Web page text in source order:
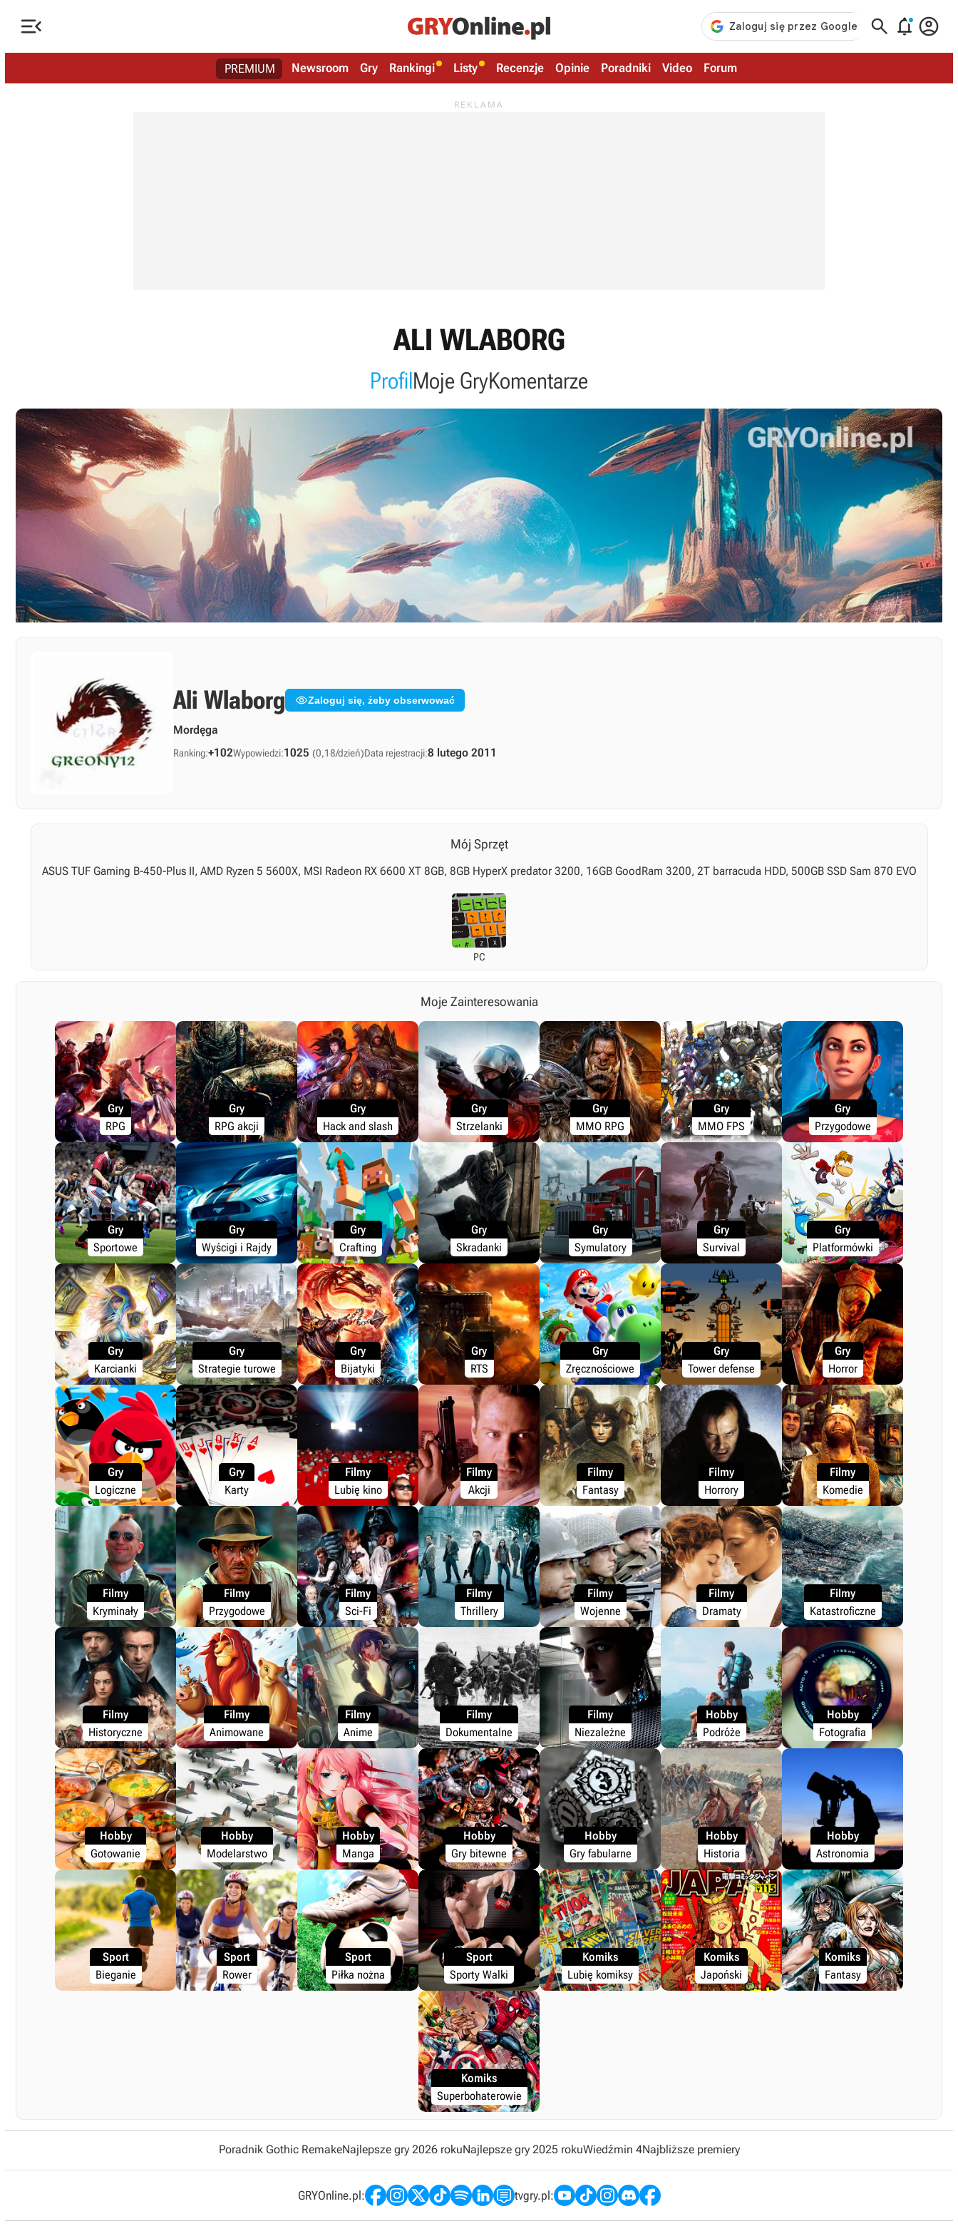
   
PREMIUM Newsroom Gry Rankingi Listy Recenzje Opinie Poradniki Video Forum
ALI WLABORG
ProfilMoje GryKomentarze
Ali Wlaborg Zaloguj się, żeby obserwować
Mordęga
Ranking:+102Wypowiedzi:1025 (0,18/dzień)Data rejestracji:8 lutego 2011
Mój Sprzęt
ASUS TUF Gaming B-450-Plus II, AMD Ryzen 5 5600X, MSI Radeon RX 6600 XT 8GB, 8GB HyperX predator 3200, 16GB GoodRam 3200, 2T barracuda HDD, 500GB SSD Sam 870 EVO
PC
Moje Zainteresowania
Gry
RPG
Gry
RPG akcji
Gry
Hack and slash
Gry
Strzelanki
Gry
MMO RPG
Gry
MMO FPS
Gry
Przygodowe
Gry
Sportowe
Gry
Wyścigi i Rajdy
Gry
Crafting
Gry
Skradanki
Gry
Symulatory
Gry
Survival
Gry
Platformówki
Gry
Karcianki
Gry
Strategie turowe
Gry
Bijatyki
Gry
RTS
Gry
Zręcznościowe
Gry
Tower defense
Gry
Horror
Gry
Logiczne
Gry
Karty
Filmy
Lubię kino
Filmy
Akcji
Filmy
Fantasy
Filmy
Horrory
Filmy
Komedie
Filmy
Kryminały
Filmy
Przygodowe
Filmy
Sci-Fi
Filmy
Thrillery
Filmy
Wojenne
Filmy
Dramaty
Filmy
Katastroficzne
Filmy
Historyczne
Filmy
Animowane
Filmy
Anime
Filmy
Dokumentalne
Filmy
Niezależne
Hobby
Podróże
Hobby
Fotografia
Hobby
Gotowanie
Hobby
Modelarstwo
Hobby
Manga
Hobby
Gry bitewne
Hobby
Gry fabularne
Hobby
Historia
Hobby
Astronomia
Sport
Bieganie
Sport
Rower
Sport
Piłka nożna
Sport
Sporty Walki
Komiks
Lubię komiksy
Komiks
Japoński
Komiks
Fantasy
Komiks
Superbohaterowie
Poradnik Gothic RemakeNajlepsze gry 2026 rokuNajlepsze gry 2025 rokuWiedźmin 4Najbliższe premiery
GRYOnline.pl: tvgry.pl: